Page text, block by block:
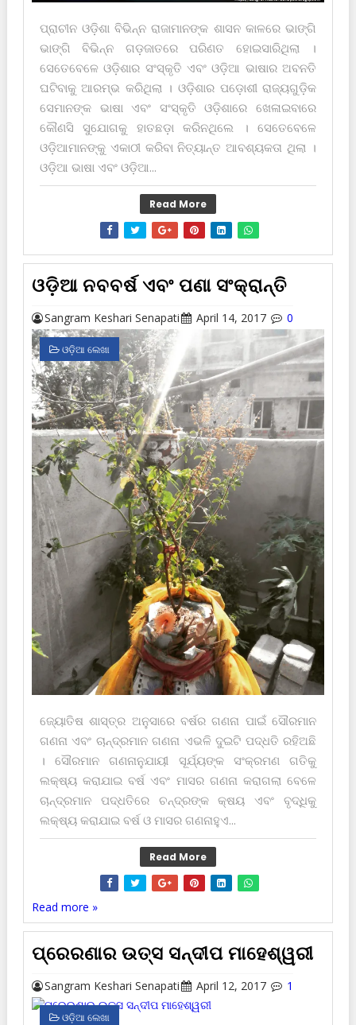
ପ୍ରାଚୀନ ଓଡ଼ିଶା ବିଭିନ୍ନ ରାଜାମାନଙ୍କ ଶାସନ କାଳରେ ଭାଙ୍ଗି
ଭାଙ୍ଗି ବିଭିନ୍ନ ଗଡ଼ଜାତରେ ପରିଣତ ହୋଇସାରିଥିଲା ।
ସେତେବେଳେ ଓଡ଼ିଶାର ସଂସ୍କୃତି ଏବଂ ଓଡ଼ିଆ ଭାଷାର ଅବନତି
ଘଟିବାକୁ ଆରମ୍ଭ କରିଥିଲା । ଓଡ଼ିଶାର ପଡ଼ୋଶୀ ରାଜ୍ୟଗୁଡ଼ିକ
ସେମାନଙ୍କ ଭାଷା ଏବଂ ସଂସ୍କୃତି ଓଡ଼ିଶାରେ ଖେଳାଇବାରେ
କୌଣସି ସୁଯୋଗକୁ ହାତଛଡ଼ା କରିନଥିଲେ । ସେତେବେଳେ
ଓଡ଼ିଆମାନଙ୍କୁ ଏକାଠୀ କରିବା ନିତ୍ୟାନ୍ତ ଆବଶ୍ୟକତା ଥିଲା ।
ଓଡ଼ିଆ ଭାଷା ଏବଂ ଓଡ଼ିଆ...
Read More
ଓଡ଼ିଆ ନବବର୍ଷ ଏବଂ ପଣା ସଂକ୍ରାନ୍ତି
Sangram Keshari Senapati April 14, 2017 0
ଓଡ଼ିଆ ଲେଖା
ଜ୍ୟୋତିଷ ଶାସ୍ତ୍ର ଅନୁସାରେ ବର୍ଷର ଗଣନା ପାଇଁ ସୌରମାନ
ଗଣନା ଏବଂ ଚାନ୍ଦ୍ରମାନ ଗଣନା ଏଭଳି ଦୁଇଟି ପଦ୍ଧତି ରହିଅଛି
। ସୌରମାନ ଗଣନାନୁଯାୟୀ ସୂର୍ଯ୍ୟଙ୍କ ସଂକ୍ରମଣ ଗତିକୁ
ଲକ୍ଷ୍ୟ କରାଯାଇ ବର୍ଷ ଏବଂ ମାସର ଗଣନା କରାଗଲା ବେଳେ
ଚାନ୍ଦ୍ରମାନ ପଦ୍ଧତିରେ ଚନ୍ଦ୍ରଙ୍କ କ୍ଷୟ ଏବଂ ବୃଦ୍ଧିକୁ
ଲକ୍ଷ୍ୟ କରାଯାଇ ବର୍ଷ ଓ ମାସର ଗଣନାହୁଏ...
Read More
Read more »
ପ୍ରେରଣାର ଉତ୍ସ ସନ୍ଦୀପ ମାହେଶ୍ୱରୀ
Sangram Keshari Senapati April 12, 2017 1
ଓଡ଼ିଆ ଲେଖା